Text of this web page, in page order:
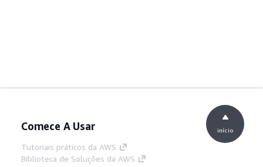
Comece A Usar
Tutoriais práticos da AWS
Biblioteca de Soluções da AWS
início